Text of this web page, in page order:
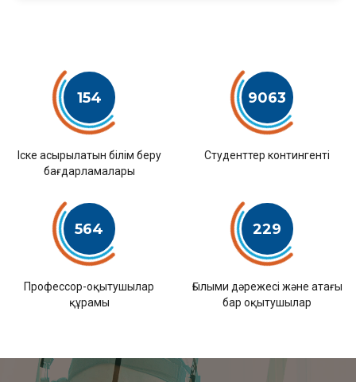
154
Іске асырылатын білім беру
бағдарламалары
9063
Студенттер контингенті
564
Профессор-оқытушылар
құрамы
229
Ғылыми дәрежесі және атағы
бар оқытушылар